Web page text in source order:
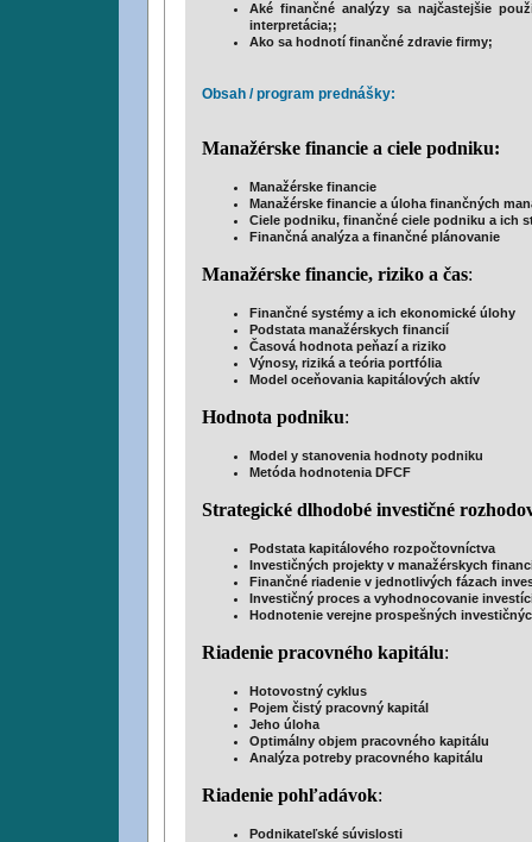
Aké finančné analýzy sa najčastejšie
interpretácia;;
Ako sa hodnotí finančné zdravie firmy;
Obsah / program prednášky:
Manažérske financie a ciele podniku:
Manažérske financie
Manažérske financie a úloha finančných
Ciele podniku, finančné ciele podniku a ich
Finančná analýza a finančné plánovanie
Manažérske financie, riziko a čas:
Finančné systémy a ich ekonomické úlohy
Podstata manažérskych financií
Časová hodnota peňazí a riziko
Výnosy, riziká a teória portfólia
Model oceňovania kapitálových aktív
Hodnota podniku:
Model y stanovenia hodnoty podniku
Metóda hodnotenia DFCF
Strategické dlhodobé investičné
Podstata kapitálového rozpočtovníctva
Investičných projekty v manažérskych
Finančné riadenie v jednotlivých fázach
Investičný proces a vyhodnocovanie
Hodnotenie verejne prospešných
Riadenie pracovného kapitálu:
Hotovostný cyklus
Pojem čistý pracovný kapitál
Jeho úloha
Optimálny objem pracovného kapitálu
Analýza potreby pracovného kapitálu
Riadenie pohľadávok:
Podnikateľské súvislosti